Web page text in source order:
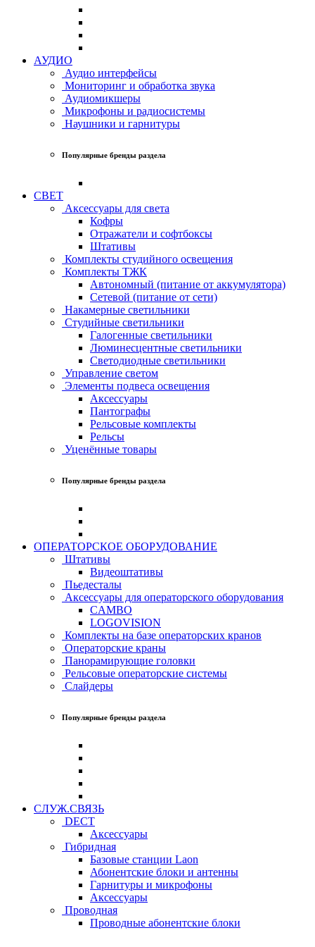
АУДИО
Аудио интерфейсы
Мониторинг и обработка звука
Аудиомикшеры
Микрофоны и радиосистемы
Наушники и гарнитуры
Популярные бренды раздела
СВЕТ
Аксессуары для света
Кофры
Отражатели и софтбоксы
Штативы
Комплекты студийного освещения
Комплекты ТЖК
Автономный (питание от аккумулятора)
Сетевой (питание от сети)
Накамерные светильники
Студийные светильники
Галогенные светильники
Люминесцентные светильники
Светодиодные светильники
Управление светом
Элементы подвеса освещения
Аксессуары
Пантографы
Рельсовые комплекты
Рельсы
Уценённые товары
Популярные бренды раздела
ОПЕРАТОРСКОЕ ОБОРУДОВАНИЕ
Штативы
Видеоштативы
Пьедесталы
Аксессуары для операторского оборудования
CAMBO
LOGOVISION
Комплекты на базе операторских кранов
Операторские краны
Панорамирующие головки
Рельсовые операторские системы
Слайдеры
Популярные бренды раздела
СЛУЖ.СВЯЗЬ
DECT
Аксессуары
Гибридная
Базовые станции Laon
Абонентские блоки и антенны
Гарнитуры и микрофоны
Аксессуары
Проводная
Проводные абонентские блоки